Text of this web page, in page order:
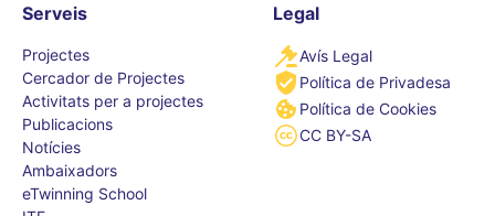
Serveis
Projectes
Cercador de Projectes
Activitats per a projectes
Publicacions
Notícies
Ambaixadors
eTwinning School
Legal
Avís Legal
Política de Privadesa
Política de Cookies
CC BY-SA